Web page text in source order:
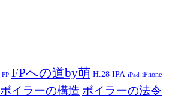
FP FPへの道by萌 H.28 IPA iPad iPhone
ボイラーの構造 ボイラーの法令